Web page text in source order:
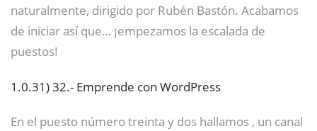
naturalmente, dirigido por Rubén Bastón. Acabamos
de iniciar así que… ¡empezamos la escalada de
puestos!
1.0.31)32.- Emprende con WordPress
En el puesto número treinta y dos hallamos , un canal